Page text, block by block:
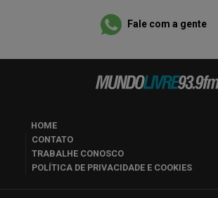
Fale com a gente
HOME
CONTATO
TRABALHE CONOSCO
POLÍTICA DE PRIVACIDADE E COOKIES